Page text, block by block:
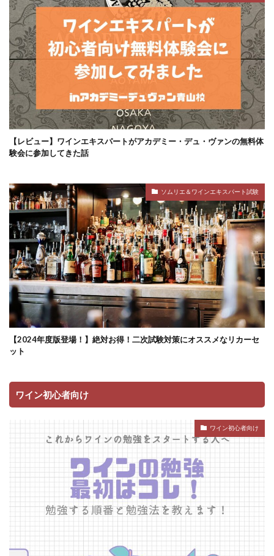
【レビュー】ワインエキスパートがアカデミー・デュ・ヴァンの無料体
験会に参加してきた話
ソムリエ＆ワインエキスパート試験
【2024年度版登場！】絶対お得！二次試験対策にオススメなリカーセ
ット
ワイン初心者向け
ワイン初心者向け